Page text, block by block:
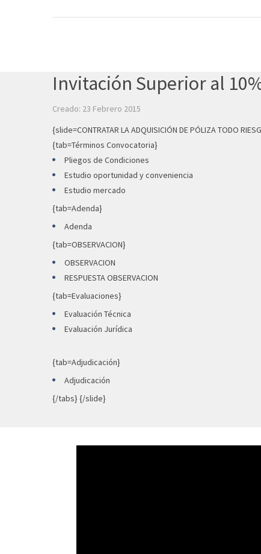
Invitación Superior al
Creado: 23 Febrero 2015
{slide=CONTRATAR LA ADQUISICIÓN DE PÓLIZA TODO
{tab=Términos Convocatoria}
Pliegos de Condiciones
Estudio oportunidad y conveniencia
Estudio mercado
{tab=Adenda}
Adenda
{tab=OBSERVACION}
OBSERVACION
RESPUESTA OBSERVACION
{tab=Evaluaciones}
Evaluación Técnica
Evaluación Jurídica
{tab=Adjudicación}
Adjudicación
{/tabs} {/slide}